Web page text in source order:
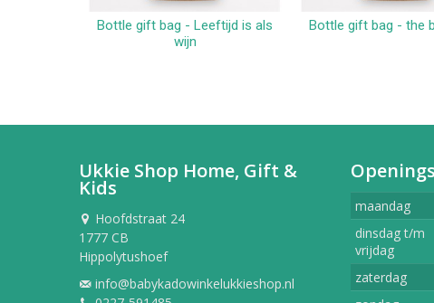
In winkelwagen
Bottle gift bag - Leeftijd is als
wijn
In
Bottle gift bag - the
Ukkie Shop Home, Gift &
Kids
Hoofdstraat 24
1777 CB
Hippolytushoef
info@babykadowinkelukkieshop.nl
maandag
dinsdag t/m
vrijdag
zaterdag